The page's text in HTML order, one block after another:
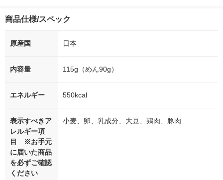
商品仕様/スペック
原産国 日本
内容量 115g（めん90g）
エネルギー 550kcal
表示すべきア
レルギー項
目 ※お手元
に届いた商品
を必ずご確認
ください
小麦、卵、乳成分、大豆、鶏肉、豚肉